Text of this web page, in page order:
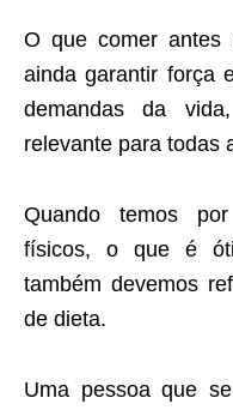
O que comer antes
ainda garantir força
demandas da
relevante para todas
Quando temos
físicos, o que é
também devemos
de dieta.
Uma pessoa que